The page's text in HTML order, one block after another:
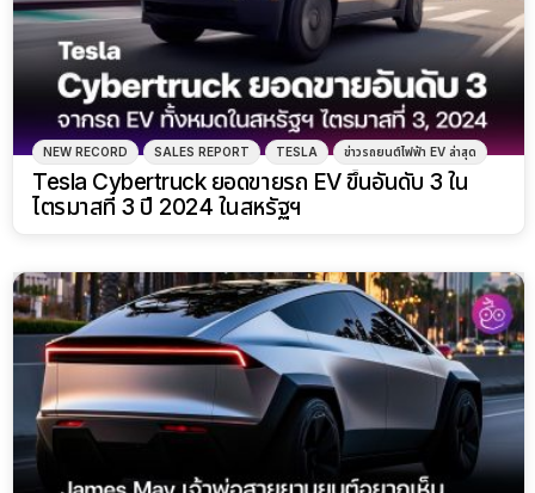
NEW RECORD SALES REPORT TESLA ข่าวรถยนต์ไฟฟ้า EV ล่าสุด
Tesla Cybertruck ยอดขายรถ EV ขึ้นอันดับ 3 ใน
ไตรมาสที่ 3 ปี 2024 ในสหรัฐฯ